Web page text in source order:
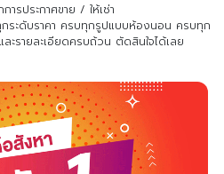
ารประกาศขาย / ให้เช่า
ระดับราคา ครบทุกรูปแบบห้องนอน ครบทุก
ะรายละเอียดครบถ้วน ตัดสินใจได้เลย